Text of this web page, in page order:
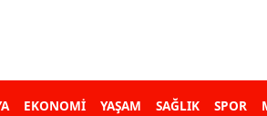
EKONOMİ YAŞAM SAĞLIK SPOR